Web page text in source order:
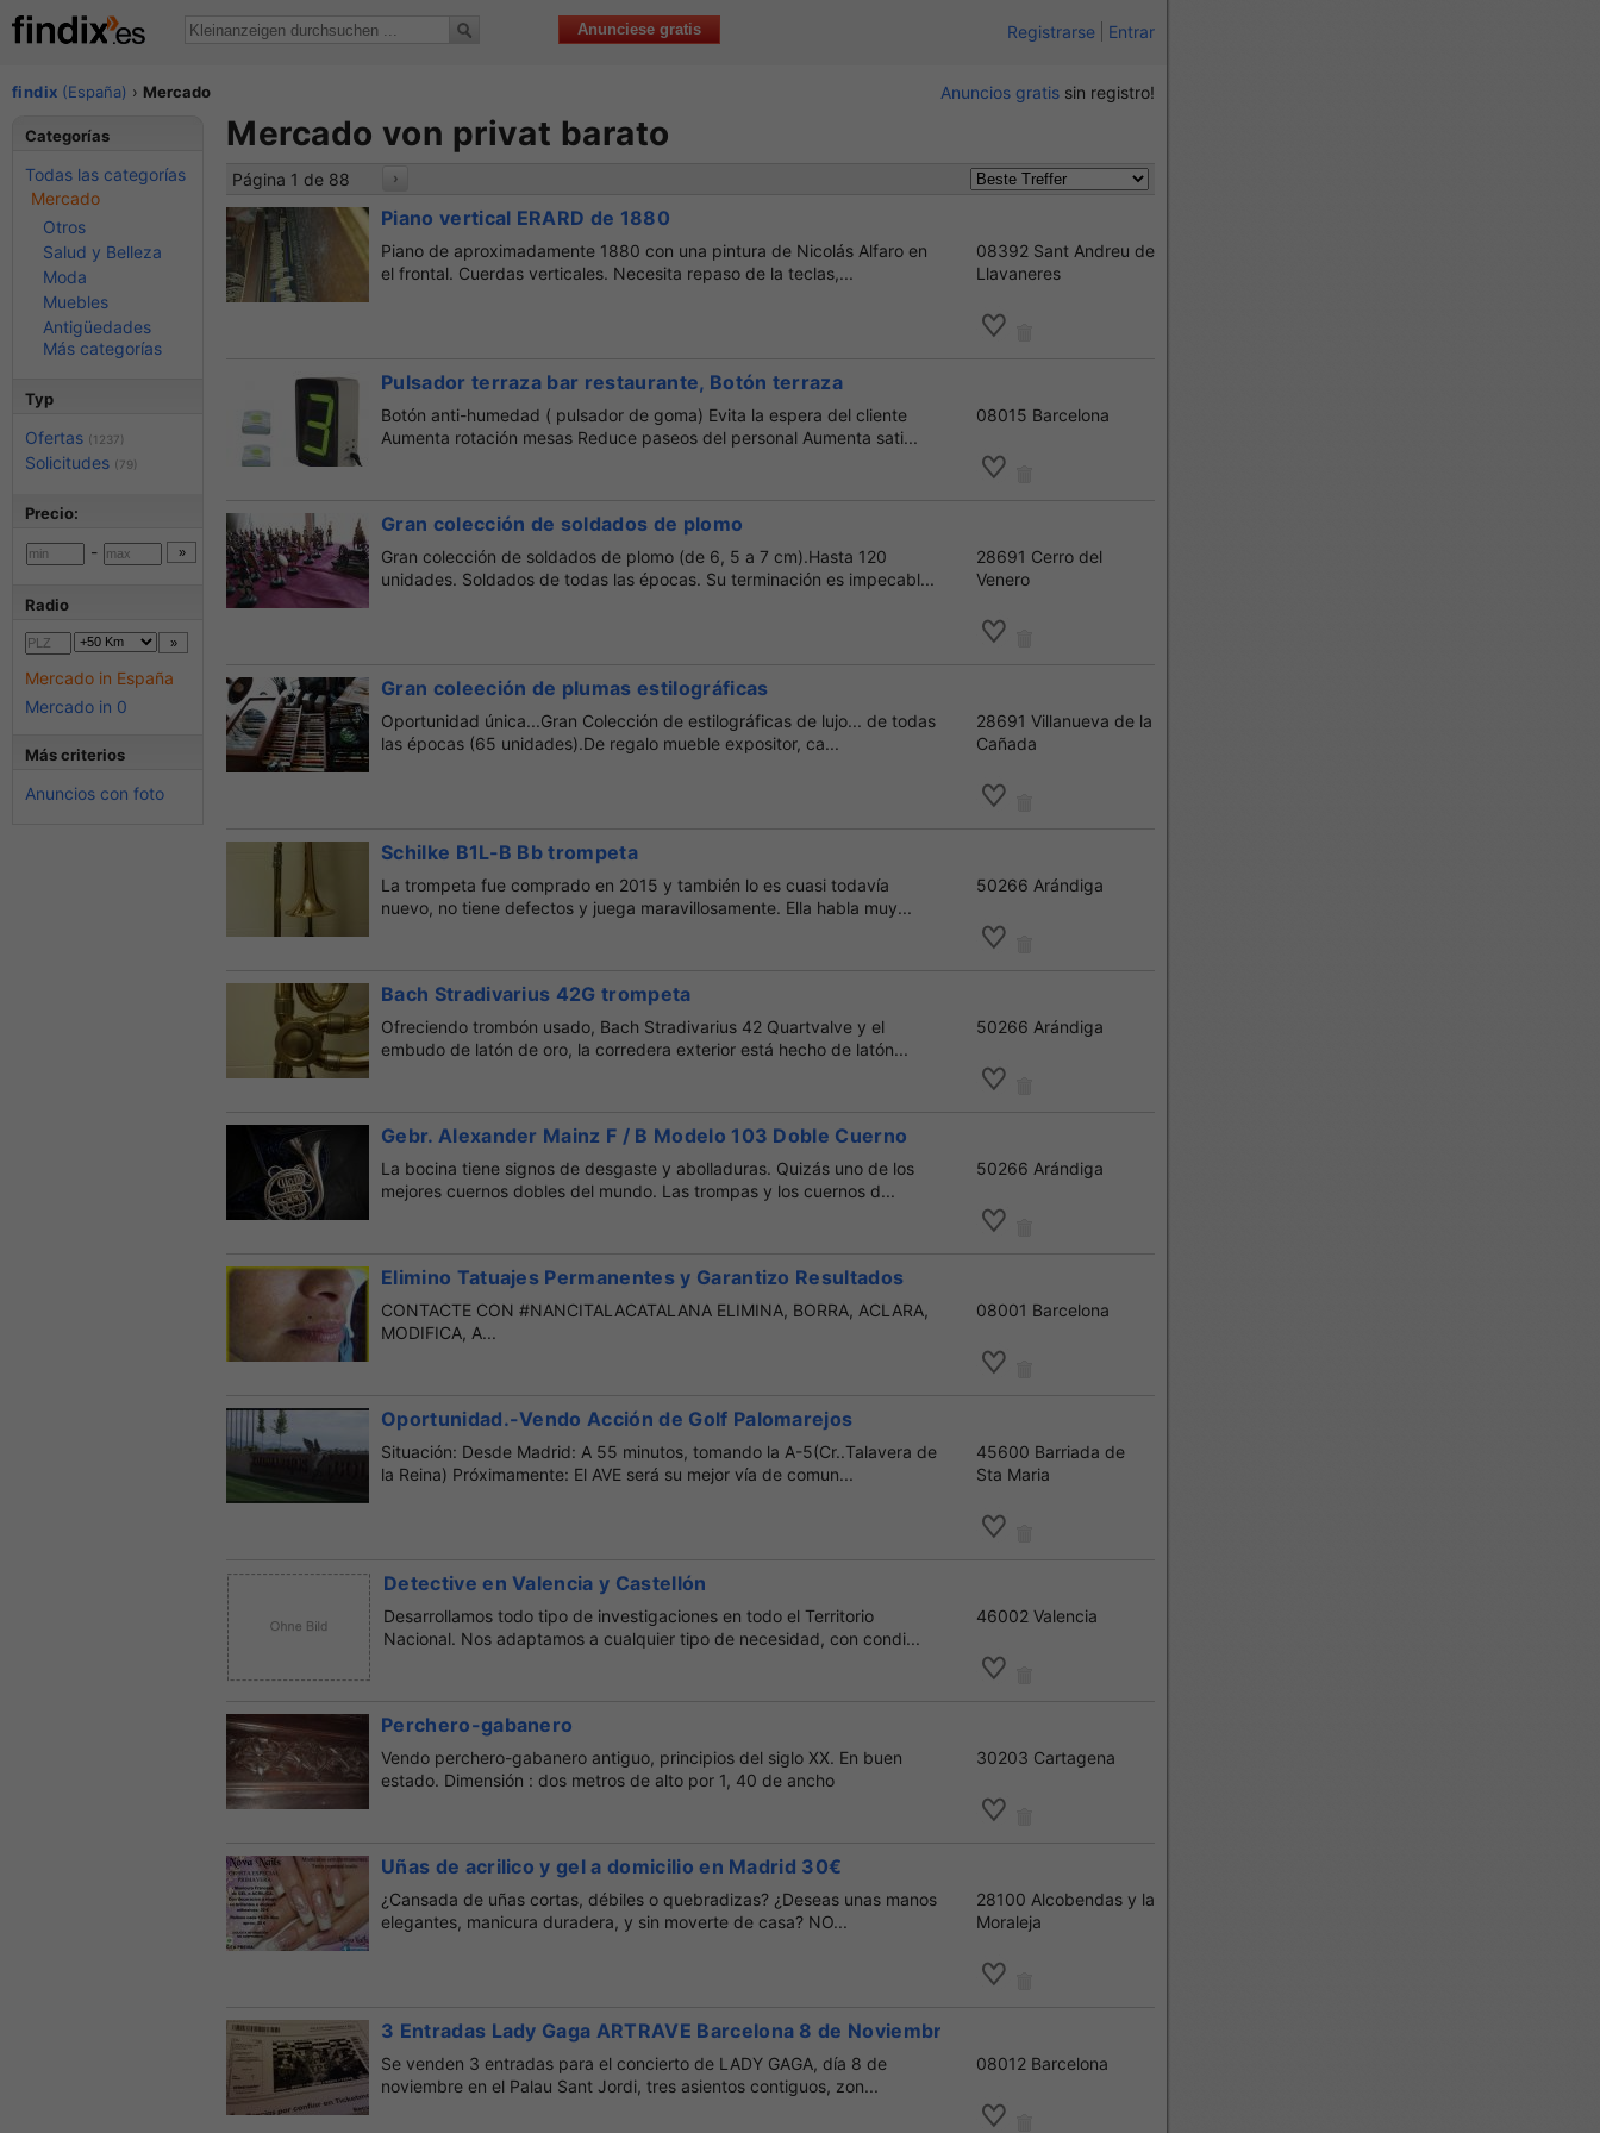
Anunciese gratis Registrarse Entrar
findix (España) › Mercado Anuncios gratis sin registro!
Mercado von privat barato
Página 1 de 88 ›
Piano vertical ERARD de 1880
Piano de aproximadamente 1880 con una pintura de Nicolás Alfaro en
el frontal. Cuerdas verticales. Necesita repaso de la teclas,...
08392 Sant Andreu de
Llavaneres
Pulsador terraza bar restaurante, Botón terraza
Botón anti-humedad ( pulsador de goma) Evita la espera del cliente
Aumenta rotación mesas Reduce paseos del personal Aumenta sati...
08015 Barcelona
Gran colección de soldados de plomo
Gran colección de soldados de plomo (de 6, 5 a 7 cm).Hasta 120
unidades. Soldados de todas las épocas. Su terminación es impecabl...
28691 Cerro del
Venero
Gran coleeción de plumas estilográficas
Oportunidad única...Gran Colección de estilográficas de lujo... de todas
las épocas (65 unidades).De regalo mueble expositor, ca...
28691 Villanueva de la
Cañada
Schilke B1L-B Bb trompeta
La trompeta fue comprado en 2015 y también lo es cuasi todavía
nuevo, no tiene defectos y juega maravillosamente. Ella habla muy...
50266 Arándiga
Bach Stradivarius 42G trompeta
Ofreciendo trombón usado, Bach Stradivarius 42 Quartvalve y el
embudo de latón de oro, la corredera exterior está hecho de latón...
50266 Arándiga
Gebr. Alexander Mainz F / B Modelo 103 Doble Cuerno
La bocina tiene signos de desgaste y abolladuras. Quizás uno de los
mejores cuernos dobles del mundo. Las trompas y los cuernos d...
50266 Arándiga
Elimino Tatuajes Permanentes y Garantizo Resultados
CONTACTE CON #NANCITALACATALANA ELIMINA, BORRA, ACLARA,
MODIFICA, A...
08001 Barcelona
Oportunidad.-Vendo Acción de Golf Palomarejos
Situación: Desde Madrid: A 55 minutos, tomando la A-5(Cr..Talavera de
la Reina) Próximamente: El AVE será su mejor vía de comun...
45600 Barriada de
Sta Maria
Detective en Valencia y Castellón
Desarrollamos todo tipo de investigaciones en todo el Territorio
Nacional. Nos adaptamos a cualquier tipo de necesidad, con condi...
46002 Valencia
Perchero-gabanero
Vendo perchero-gabanero antiguo, principios del siglo XX. En buen
estado. Dimensión : dos metros de alto por 1, 40 de ancho
30203 Cartagena
Uñas de acrilico y gel a domicilio en Madrid 30€
¿Cansada de uñas cortas, débiles o quebradizas? ¿Deseas unas manos
elegantes, manicura duradera, y sin moverte de casa? NO...
28100 Alcobendas y la
Moraleja
3 Entradas Lady Gaga ARTRAVE Barcelona 8 de Noviembre
Se venden 3 entradas para el concierto de LADY GAGA, día 8 de
noviembre en el Palau Sant Jordi, tres asientos contiguos, zon...
08012 Barcelona
Categorías
Todas las categorías
Mercado
Otros
Salud y Belleza
Moda
Muebles
Antigüedades
Más categorías
Typ
Ofertas (1237)
Solicitudes (79)
Precio:
-
Radio
Mercado in España
Mercado in 0
Más criterios
Anuncios con foto